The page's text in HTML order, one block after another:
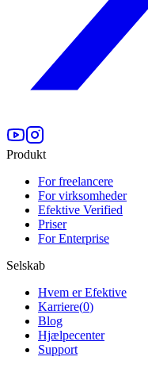
Produkt
For freelancere
For virksomheder
Efektive Verified
Priser
For Enterprise
Selskab
Hvem er Efektive
Karriere(0)
Blog
Hjælpecenter
Support